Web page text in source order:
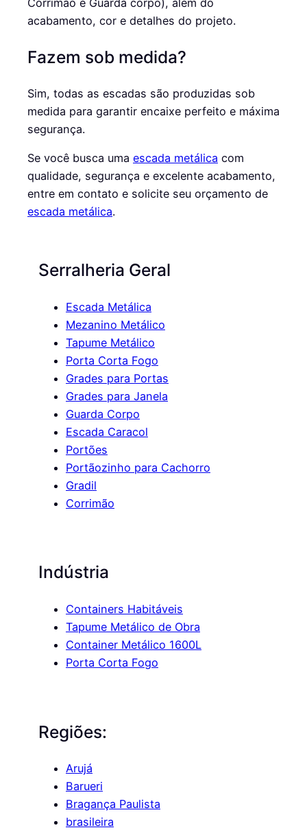
Corrimão e Guarda corpo), além do
acabamento, cor e detalhes do projeto.
Fazem sob medida?
Sim, todas as escadas são produzidas sob
medida para garantir encaixe perfeito e máxima
segurança.
Se você busca uma escada metálica com
qualidade, segurança e excelente acabamento,
entre em contato e solicite seu orçamento de
escada metálica.
Serralheria Geral
Escada Metálica
Mezanino Metálico
Tapume Metálico
Porta Corta Fogo
Grades para Portas
Grades para Janela
Guarda Corpo
Escada Caracol
Portões
Portãozinho para Cachorro
Gradil
Corrimão
Indústria
Containers Habitáveis
Tapume Metálico de Obra
Container Metálico 1600L
Porta Corta Fogo
Regiões:
Arujá
Barueri
Bragança Paulista
brasileira